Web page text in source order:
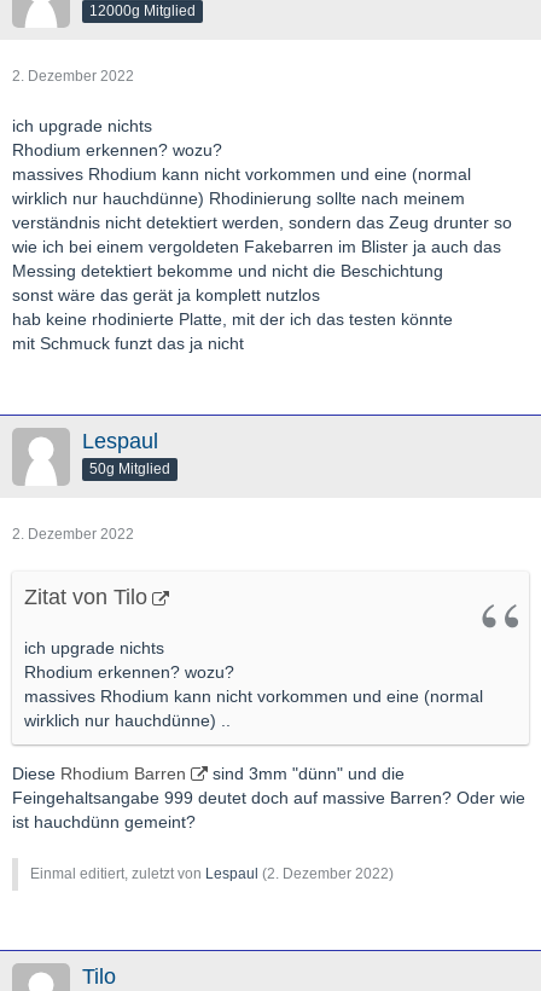
12000g Mitglied
2. Dezember 2022
ich upgrade nichts
Rhodium erkennen? wozu?
massives Rhodium kann nicht vorkommen und eine (normal
wirklich nur hauchdünne) Rhodinierung sollte nach meinem
verständnis nicht detektiert werden, sondern das Zeug drunter so
wie ich bei einem vergoldeten Fakebarren im Blister ja auch das
Messing detektiert bekomme und nicht die Beschichtung
sonst wäre das gerät ja komplett nutzlos
hab keine rhodinierte Platte, mit der ich das testen könnte
mit Schmuck funzt das ja nicht
Lespaul
50g Mitglied
2. Dezember 2022
Zitat von Tilo
ich upgrade nichts
Rhodium erkennen? wozu?
massives Rhodium kann nicht vorkommen und eine (normal
wirklich nur hauchdünne) ..
Diese Rhodium Barren
sind 3mm "dünn" und die
Feingehaltsangabe 999 deutet doch auf massive Barren? Oder wie
ist hauchdünn gemeint?
Einmal editiert, zuletzt von Lespaul (2. Dezember 2022)
Tilo